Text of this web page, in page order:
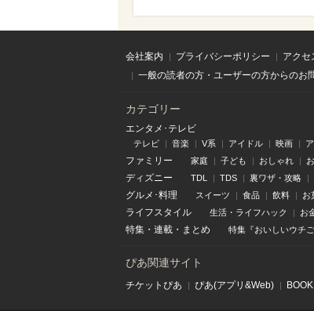
会社案内 プライバシーポリシー アクセ
一般の読者の方・ユーザーの方からのお
カテゴリー
エンタメ･テレビ
テレビ 音楽 V系 アイドル 映画
ファミリー 家庭 子ども おしゃれ
ディズニー TDL TDS 裏ワザ・攻略
グルメ･料理 スイーツ 食品 飲料 お
ライフスタイル 生活・ライフハック お
特集 ・ 連載 ・ まとめ 特集『おいしいウチご
ぴあ関連サイト
チケットぴあ ぴあ(アプリ&Web)